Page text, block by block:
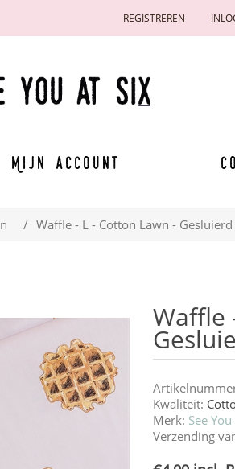
REGISTREREN
Mijn account
/ Waffle - L - Cotton Lawn - Gesluierd
Waffle
Kwaliteit:
Merk: See
Verzending